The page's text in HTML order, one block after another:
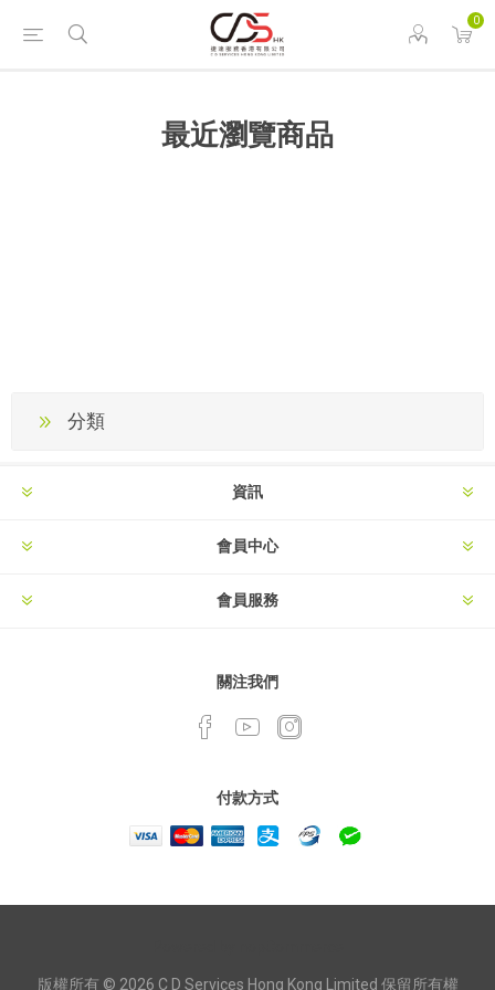
0
最近瀏覽商品
分類
資訊
會員中心
會員服務
關注我們
付款方式
版權所有 © 2026 C D Services Hong Kong Limited 保留所有權